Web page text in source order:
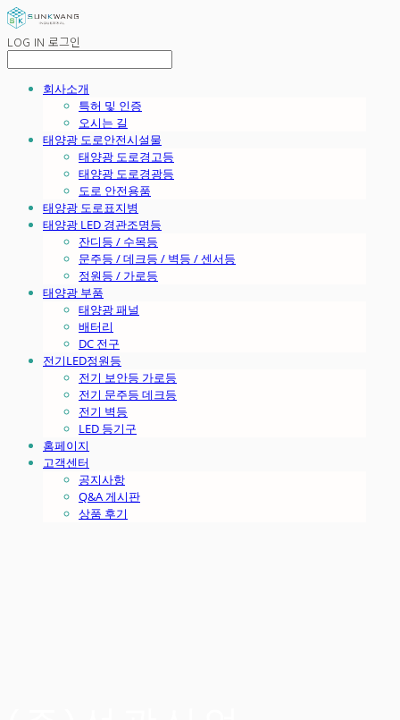
LOG IN 로그인
회사소개
특허 및 인증
오시는 길
태양광 도로안전시설물
태양광 도로경고등
태양광 도로경광등
도로 안전용품
태양광 도로표지병
태양광 LED 경관조명등
잔디등 / 수목등
문주등 / 데크등 / 벽등 / 센서등
정원등 / 가로등
태양광 부품
태양광 패널
배터리
DC 전구
전기LED정원등
전기 보안등 가로등
전기 문주등 데크등
전기 벽등
LED 등기구
홈페이지
고객센터
공지사항
Q&A 게시판
상품 후기